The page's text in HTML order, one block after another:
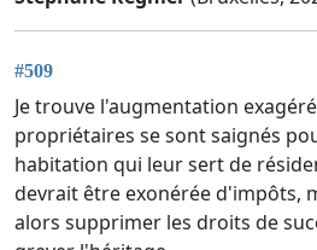
#509
Je trouve l'augmentation
propriétaires se sont saignés
habitation qui leur sert de
devrait être exonérée d'impôts,
alors supprimer les droits de